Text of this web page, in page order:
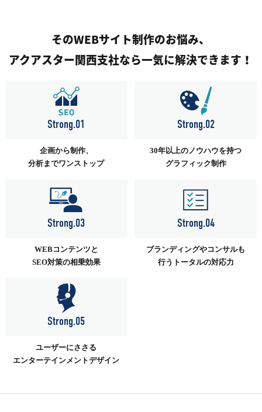
そのWEBサイト制作のお悩み、
アクアスター関西支社なら一気に解決できます！
Strong.01
企画から制作、
分析までワンストップ
Strong.02
30年以上のノウハウを持つ
グラフィック制作
Strong.03
WEBコンテンツと
SEO対策の相乗効果
Strong.04
ブランディングやコンサルも
行うトータルの対応力
Strong.05
ユーザーにささる
エンターテインメントデザイン